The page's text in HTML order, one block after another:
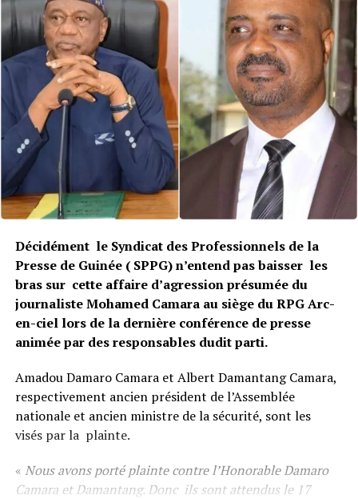
Décidément le Syndicat des Professionnels de la
Presse de Guinée ( SPPG) n’entend pas baisser les
bras sur cette affaire d’agression présumée du
journaliste Mohamed Camara au siège du RPG Arc-
en-ciel lors de la dernière conférence de presse
animée par des responsables dudit parti.
Amadou Damaro Camara et Albert Damantang Camara,
respectivement ancien président de l’Assemblée
nationale et ancien ministre de la sécurité, sont les
visés par la plainte.
« Nous avons porté plainte contre l’Honorable Damaro
Camara et Damantang. Donc ils sont attendus le 17